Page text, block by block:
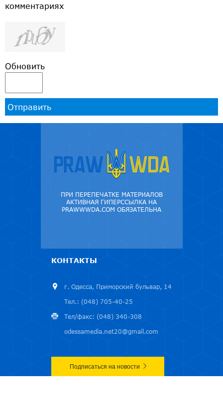
комментариях
Обновить
Отправить
ПРИ ПЕРЕПЕЧАТКЕ МАТЕРИАЛОВ
АКТИВНАЯ ГИПЕРССЫЛКА НА
PRAWWWDA.COM ОБЯЗАТЕЛЬНА
КОНТАКТЫ
г. Одесса, Приморский бульвар, 14
Тел.: (048) 705-40-25
Тел/факс: (048) 340-308
odessamedia.net20@gmail.com
Подписаться на новости